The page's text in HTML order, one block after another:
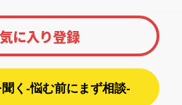
く-悩む前にまず相談-